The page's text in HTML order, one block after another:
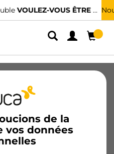
spécialisés.TROUVER LE PLUS
de la
vos données
Charnières
Montage
Présentoirs